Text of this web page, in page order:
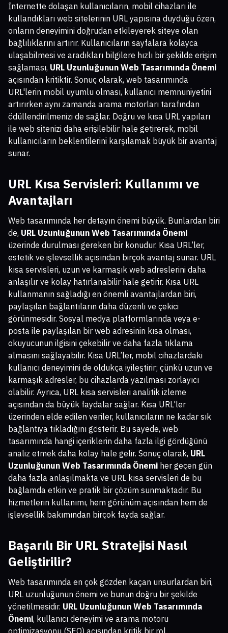
İnternette dolaşan kullanıcıların, mobil cihazları ile
kullandıkları web sitelerinin URL yapısına duyduğu özen,
onların deneyimini doğrudan etkileyerek siteye olan
bağlılıklarını artırır. Kullanıcıların sayfalara kolayca
ulaşabilmesi ve aradıkları bilgilere hızlı bir şekilde erişim
sağlaması, URL Uzunluğunun Web Tasarımında Önemi
açısından kritiktir. Sonuç olarak, web tasarımında
URL'lerin mobil uyumlu olması, kullanıcı memnuniyetini
artırırken aynı zamanda arama motorları tarafından
ödüllendirilmenizi de sağlar. Doğru ve kısa URL yapıları
ile web sitenizi daha erişilebilir hale getirerek, mobil
kullanıcıların beklentilerini karşılamak büyük bir avantaj
sunar.
URL Kısa Servisleri: Kullanımı ve
Avantajları
Web tasarımında her detayın önemi büyük. Bunlardan biri
de, URL Uzunluğunun Web Tasarımında Önemi
üzerinde durulması gereken bir konudur. Kısa URL’ler,
estetik ve işlevsellik açısından birçok avantaj sunar. URL
kısa servisleri, uzun ve karmaşık web adreslerini daha
anlaşılır ve kolay hatırlanabilir hale getirir. Kısa URL
kullanmanın sağladığı en önemli avantajlardan biri,
paylaşılan bağlantıların daha düzenli ve çekici
görünmesidir. Sosyal medya platformlarında veya e-
posta ile paylaşılan bir web adresinin kısa olması,
okuyucunun ilgisini çekebilir ve daha fazla tıklama
almasını sağlayabilir. Kısa URL’ler, mobil cihazlardaki
kullanıcı deneyimini de oldukça iyileştirir; çünkü uzun ve
karmaşık adresler, bu cihazlarda yazılması zorlayıcı
olabilir. Ayrıca, URL kısa servisleri analitik izleme
açısından da büyük faydalar sağlar. Kısa URL'ler
üzerinden elde edilen veriler, kullanıcıların ne kadar sık
bağlantıya tıkladığını gösterir. Bu sayede, web
tasarımında hangi içeriklerin daha fazla ilgi gördüğünü
analiz etmek daha kolay hale gelir. Sonuç olarak, URL
Uzunluğunun Web Tasarımında Önemi her geçen gün
daha fazla anlaşılmakta ve URL kısa servisleri de bu
bağlamda etkin ve pratik bir çözüm sunmaktadır. Bu
hizmetlerin kullanımı, hem görünüm açısından hem de
işlevsellik bakımından birçok fayda sağlar.
Başarılı Bir URL Stratejisi Nasıl
Geliştirilir?
Web tasarımında en çok gözden kaçan unsurlardan biri,
URL uzunluğunun önemi ve bunun doğru bir şekilde
yönetilmesidir. URL Uzunluğunun Web Tasarımında
Önemi, kullanıcı deneyimi ve arama motoru